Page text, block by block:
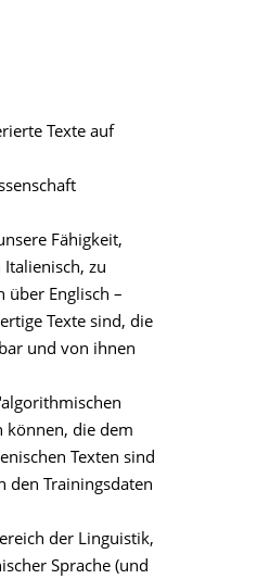
Texte auf
Fähigkeit,
Italienisch, zu
über Englisch –
Texte sind, die
und von ihnen
können, die dem
Texten sind
den Trainingsdaten
der Linguistik,
Sprache (und